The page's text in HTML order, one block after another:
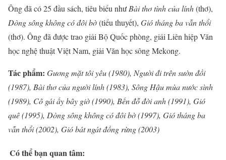
Ông đã có 25 đầu sách, tiêu biểu nhưBài thơ tình của lính(thơ),
Dòng sông không có đôi bờ(tiểu thuyết), Gió tháng ba vẫn thổi
(thơ). Ông đã được trao giải Bộ Quốc phòng, giải Liên hiệp Văn
học nghệ thuật Việt Nam, giải Văn học sông Mekong.
Tác phẩm: Gương mặt tôi yêu (1980), Người đi trên sườn đồi
(1987), Bài thơ của người lính (1983), Sông Hậu mùa nước sình
(1989), Cô gái ấy bây giờ (1990), Bến đỗ đời anh (1991), Gió
quê (1995), Dòng sông không có đôi bờ (1997), Gió tháng ba
vẫn thổi (2002), Gió bát ngát đồng rừng (2003)
Có thể bạn quan tâm: